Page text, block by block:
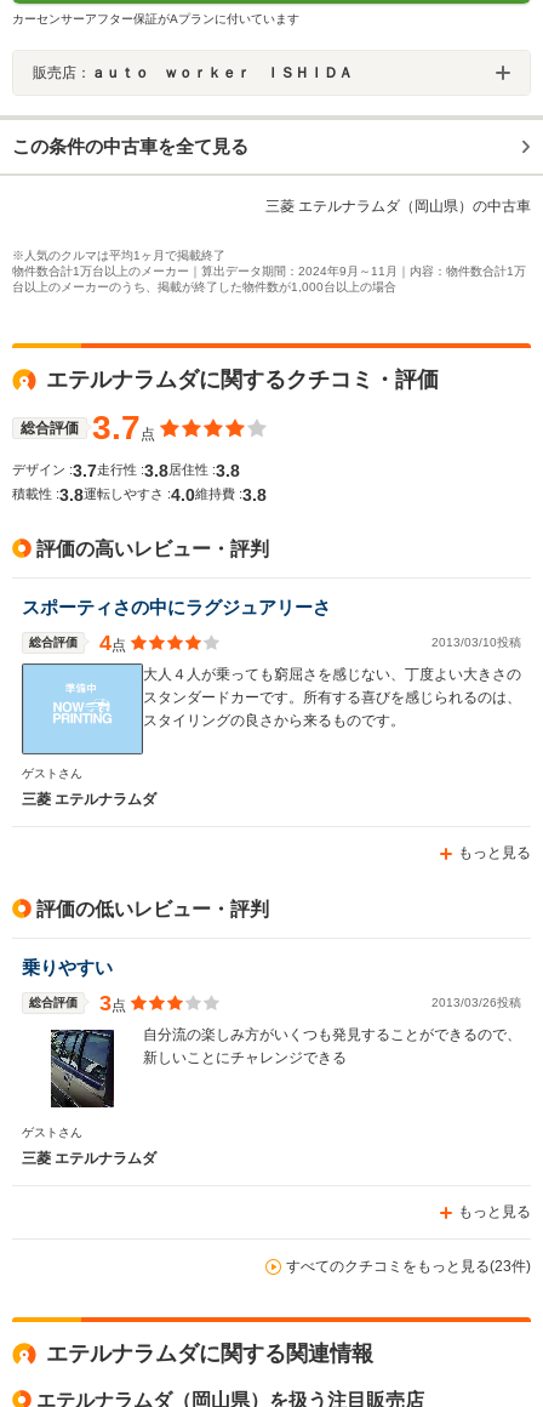
カーセンサーアフター保証がAプランに付いています
販売店： ａｕｔｏ ｗｏｒｋｅｒ ＩＳＨＩＤＡ
この条件の中古車を全て見る
三菱 エテルナラムダ（岡山県）の中古車
※人気のクルマは平均1ヶ月で掲載終了
物件数合計1万台以上のメーカー｜算出データ期間：2024年9月～11月｜内容：物件数合計1万
台以上のメーカーのうち、掲載が終了した物件数が1,000台以上の場合
エテルナラムダに関するクチコミ・評価
総合評価 3.7点
デザイン :3.7走行性 :3.8 居住性 :3.8
積載性 :3.8運転しやすさ :4.0維持費 :3.8
評価の高いレビュー・評判
スポーティさの中にラグジュアリーさ
総合評価 4点 2013/03/10投稿
大人４人が乗っても窮屈さを感じない、丁度よい大きさの
スタンダードカーです。所有する喜びを感じられるのは、
スタイリングの良さから来るものです。
ゲストさん
三菱 エテルナラムダ
もっと見る
評価の低いレビュー・評判
乗りやすい
総合評価 3点 2013/03/26投稿
自分流の楽しみ方がいくつも発見することができるので、
新しいことにチャレンジできる
ゲストさん
三菱 エテルナラムダ
もっと見る
すべてのクチコミをもっと見る(23件)
エテルナラムダに関する関連情報
エテルナラムダ（岡山県）を扱う注目販売店